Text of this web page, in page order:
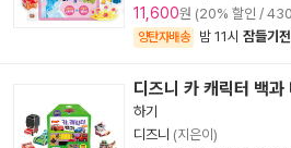
11,600원 (20% 할인 /
양탄자배송 밤 11시 잠들기
디즈니 카 캐릭터 백과
하기
디즈니 (지은이)